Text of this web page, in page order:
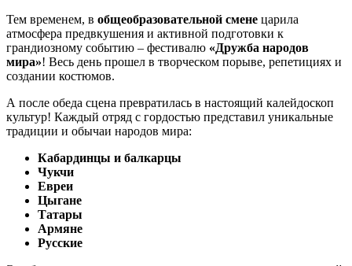
Тем временем, в общеобразовательной смене царила
атмосфера предвкушения и активной подготовки к
грандиозному событию – фестивалю «Дружба народов
мира»! Весь день прошел в творческом порыве, репетициях и
создании костюмов.
А после обеда сцена превратилась в настоящий калейдоскоп
культур! Каждый отряд с гордостью представил уникальные
традиции и обычаи народов мира:
Кабардинцы и балкарцы
Чукчи
Евреи
Цыгане
Татары
Армяне
Русские